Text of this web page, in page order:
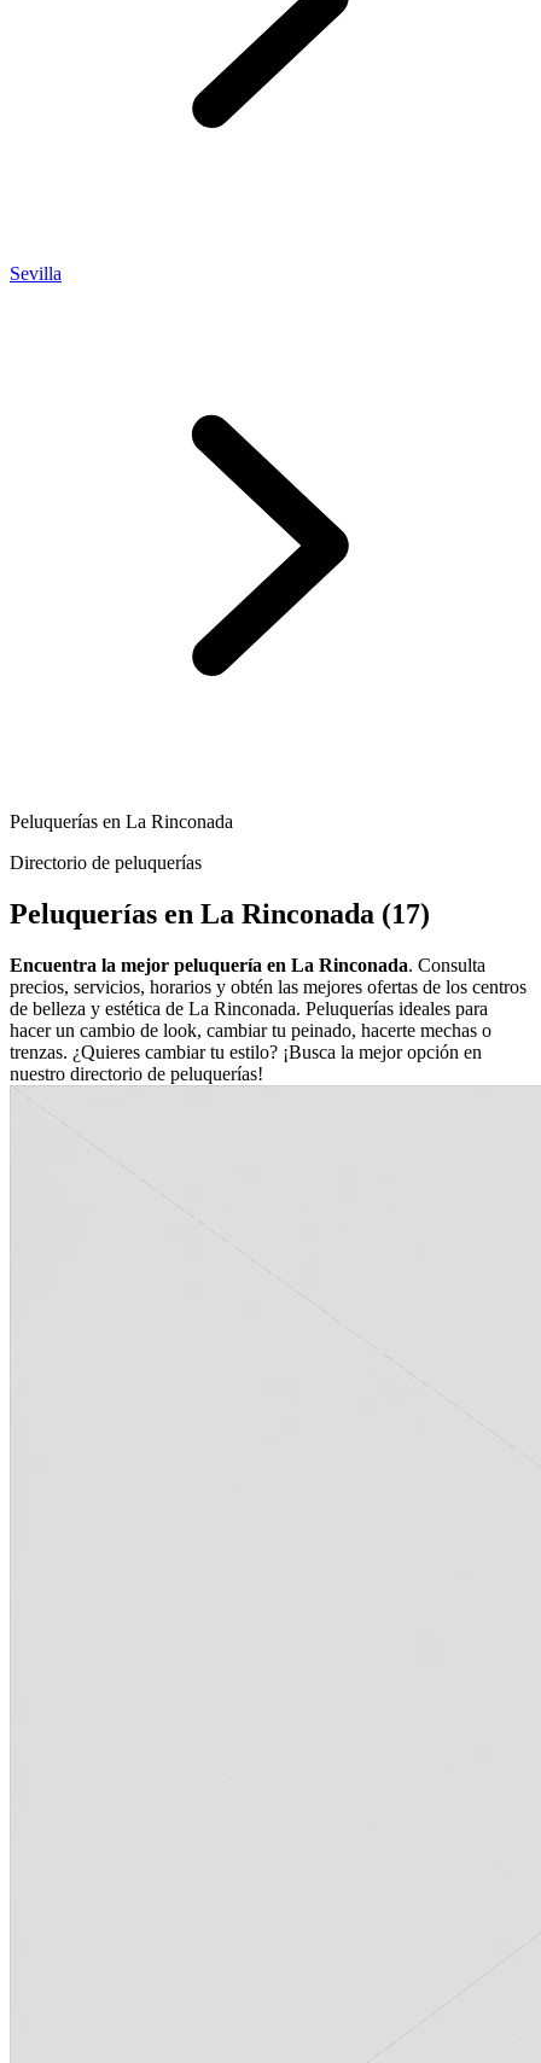
Sevilla
Peluquerías en La Rinconada
Directorio de peluquerías
Peluquerías en La Rinconada (17)
Encuentra la mejor peluquería en La Rinconada. Consulta
precios, servicios, horarios y obtén las mejores ofertas de los centros
de belleza y estética de La Rinconada. Peluquerías ideales para
hacer un cambio de look, cambiar tu peinado, hacerte mechas o
trenzas. ¿Quieres cambiar tu estilo? ¡Busca la mejor opción en
nuestro directorio de peluquerías!